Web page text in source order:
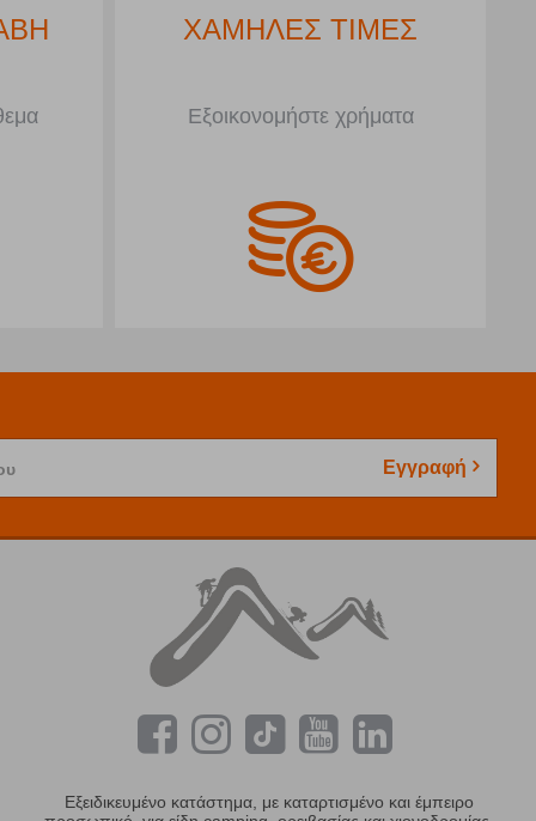
ΧΑΜΗΛΕΣ ΤΙΜΕΣ
Εξοικονομήστε χρήματα
Εγγραφή
Εξειδικευμένο κατάστημα, με καταρτισμένο και έμπειρο